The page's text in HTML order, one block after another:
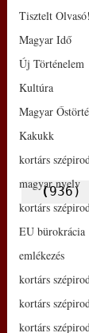
Tisztelt Olvasó!
Magyar Idő
Új Történelem
Kultúra
Magyar
Kakukk
kortárs
magyar nyelv
kortárs
EU bürokrácia
emlékezés
kortárs
kortárs
kortárs
(936)